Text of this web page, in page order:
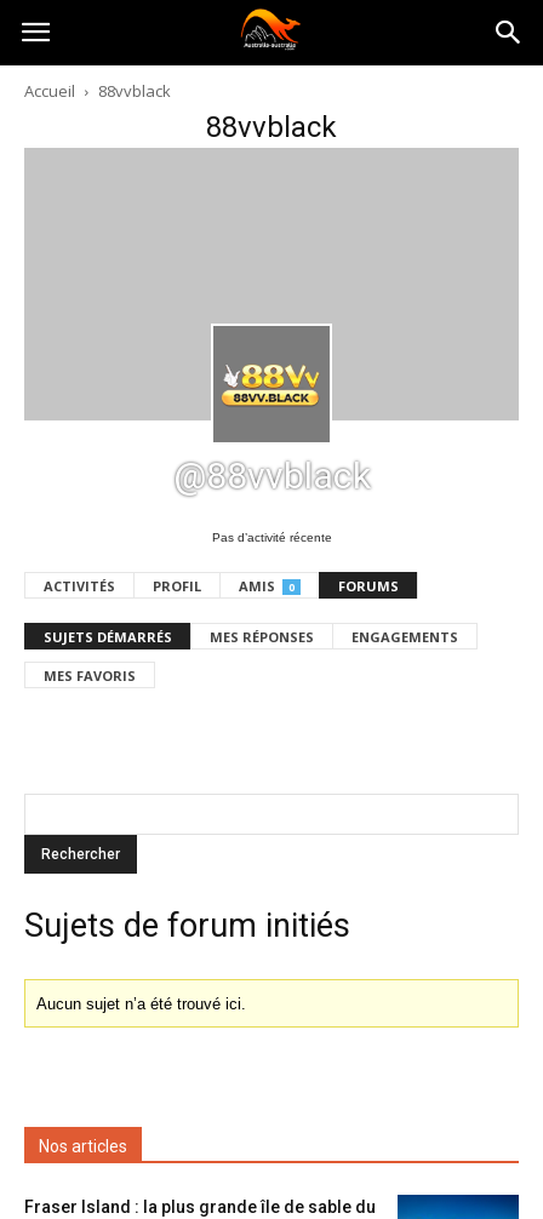
Australia-
australie.com
Accueil 88vvblack
88vvblack
@88vvblack
Pas d’activité récente
ACTIVITÉS PROFIL AMIS 0 FORUMS
SUJETS DÉMARRÉS MES RÉPONSES ENGAGEMENTS
MES FAVORIS
Sujets de forum initiés
Aucun sujet n’a été trouvé ici.
Nos articles
Fraser Island : la plus grande île de sable du